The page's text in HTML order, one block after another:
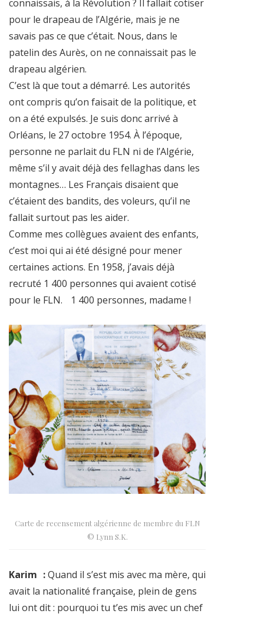
connaissais, à la Révolution ? Il fallait cotiser
pour le drapeau de l’Algérie, mais je ne
savais pas ce que c’était. Nous, dans le
patelin des Aurès, on ne connaissait pas le
drapeau algérien.
C’est là que tout a démarré. Les autorités
ont compris qu’on faisait de la politique, et
on a été expulsés. Je suis donc arrivé à
Orléans, le 27 octobre 1954. À l’époque,
personne ne parlait du FLN ni de l’Algérie,
même s’il y avait déjà des fellaghas dans les
montagnes… Les Français disaient que
c’étaient des bandits, des voleurs, qu’il ne
fallait surtout pas les aider.
Comme mes collègues avaient des enfants,
c’est moi qui ai été désigné pour mener
certaines actions. En 1958, j’avais déjà
recruté 1 400 personnes qui avaient cotisé
pour le FLN. 1 400 personnes, madame !
Carte de recensement algérienne de membre du FLN
© Lynn S.K.
Karim :Quand il s’est mis avec ma mère, qui
avait la nationalité française, plein de gens
lui ont dit : pourquoi tu t’es mis avec un chef